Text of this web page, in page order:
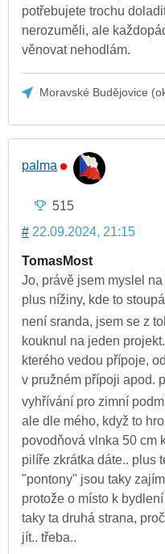
potřebujete trochu
nerozuměli, ale
věnovat nehodlám.
Moravské Budějovice
palma
515
# 22.09.2024, 21:15
TomasMost
Jo, právě jsem myslel
plus nížiny, kde to
není sranda, jsem se z
kouknul na jeden
kterého vedou přípoje,
v pružném přípoji apod.
vyhřívání pro zimní
ale dle mého, když to
povodňová vlnka 50 cm
pilíře zkrátka dáte.. plus
"pontony" jsou taky
protože o místo k
taky ta druhá strana,
jít.. třeba..